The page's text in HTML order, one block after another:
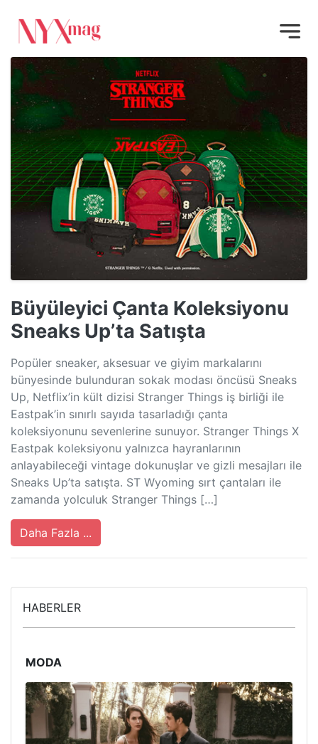
Büyüleyici Çanta Koleksiyonu
Sneaks Up’ta Satışta
Popüler sneaker, aksesuar ve giyim markalarını
bünyesinde bulunduran sokak modası öncüsü Sneaks
Up, Netflix’in kült dizisi Stranger Things iş birliği ile
Eastpak’in sınırlı sayıda tasarladığı çanta
koleksiyonunu sevenlerine sunuyor. Stranger Things X
Eastpak koleksiyonu yalnızca hayranlarının
anlayabileceği vintage dokunuşlar ve gizli mesajları ile
Sneaks Up’ta satışta. ST Wyoming sırt çantaları ile
zamanda yolculuk Stranger Things […]
Daha Fazla ...
HABERLER
MODA